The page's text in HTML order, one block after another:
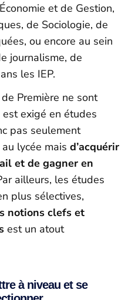
et de Gestion,
de Sociologie, de
ou encore au sein
journalisme, de
les IEP.
Première ne sont
est exigé en études
pas seulement
au lycée maisd’acquérir
et de gagner en
ailleurs, les études
plus sélectives,
notions clefs et
est un atout
à niveau et se